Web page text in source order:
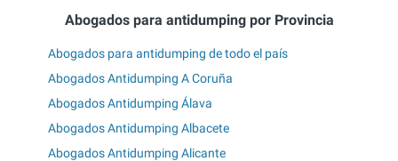
Abogados para antidumping por Provincia
Abogados para antidumping de todo el país
Abogados Antidumping A Coruña
Abogados Antidumping Álava
Abogados Antidumping Albacete
Abogados Antidumping Alicante